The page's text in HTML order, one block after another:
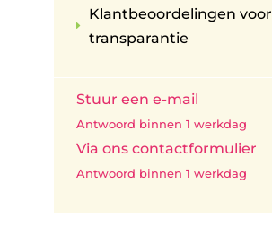
E
Klantbeoordelingen voor
transparantie
Stuur een e-mail
Antwoord binnen 1 werkdag
Via ons contactformulier
Antwoord binnen 1 werkdag